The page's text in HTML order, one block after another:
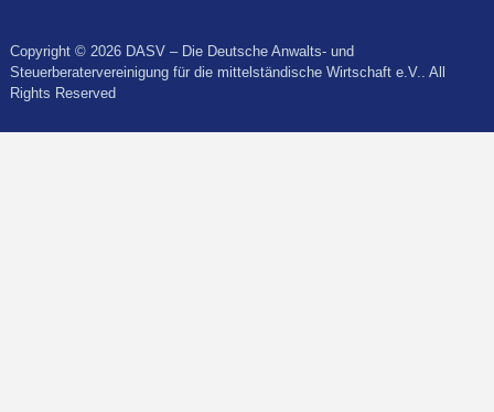
Copyright © 2026 DASV – Die Deutsche Anwalts- und
Steuerberatervereinigung für die mittelständische Wirtschaft e.V.. All
Rights Reserved